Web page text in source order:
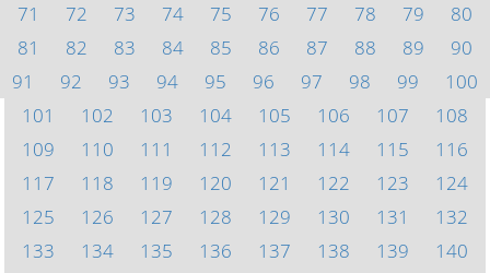
71
72 73 74 75 76 77 78 79
80
81
82 83 84 85 86 87 88 89
90
91
92 93 94 95 96 97 98 99
100
101
102 103 104 105 106 107
108
109
110 111 112 113 114 115
116
117
118 119 120 121 122 123
124
125
126 127 128 129 130 131
132
133
134 135 136 137 138 139
140